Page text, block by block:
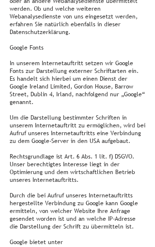
werden. Ob und welche weiteren
Webanalysedienste von uns eingesetzt werden,
erfahren Sie natürlich ebenfalls in dieser
Datenschutzerklärung.
Google Fonts
In unserem Internetauftritt setzen wir Google
Fonts zur Darstellung externer Schriftarten ein.
Es handelt sich hierbei um einen Dienst der
Google Ireland Limited, Gordon House, Barrow
Street, Dublin 4, Irland, nachfolgend nur „Google“
genannt.
Um die Darstellung bestimmter Schriften in
unserem Internetauftritt zu ermöglichen, wird bei
Aufruf unseres Internetauftritts eine Verbindung
zu dem Google-Server in den USA aufgebaut.
Rechtsgrundlage ist Art. 6 Abs. 1 lit. f) DSGVO.
Unser berechtigtes Interesse liegt in der
Optimierung und dem wirtschaftlichen Betrieb
unseres Internetauftritts.
Durch die bei Aufruf unseres Internetauftritts
hergestellte Verbindung zu Google kann Google
ermitteln, von welcher Website Ihre Anfrage
gesendet worden ist und an welche IP-Adresse
die Darstellung der Schrift zu übermitteln ist.
Google bietet unter